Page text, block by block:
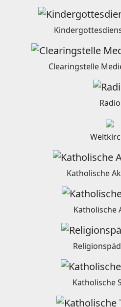
Clearingstelle
Radio
Katholische
Katholische
Katholische